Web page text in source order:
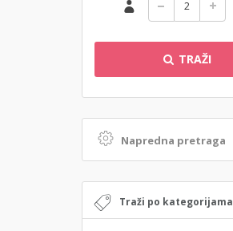
TRAŽI
Napredna pretraga
Traži po kategorijama